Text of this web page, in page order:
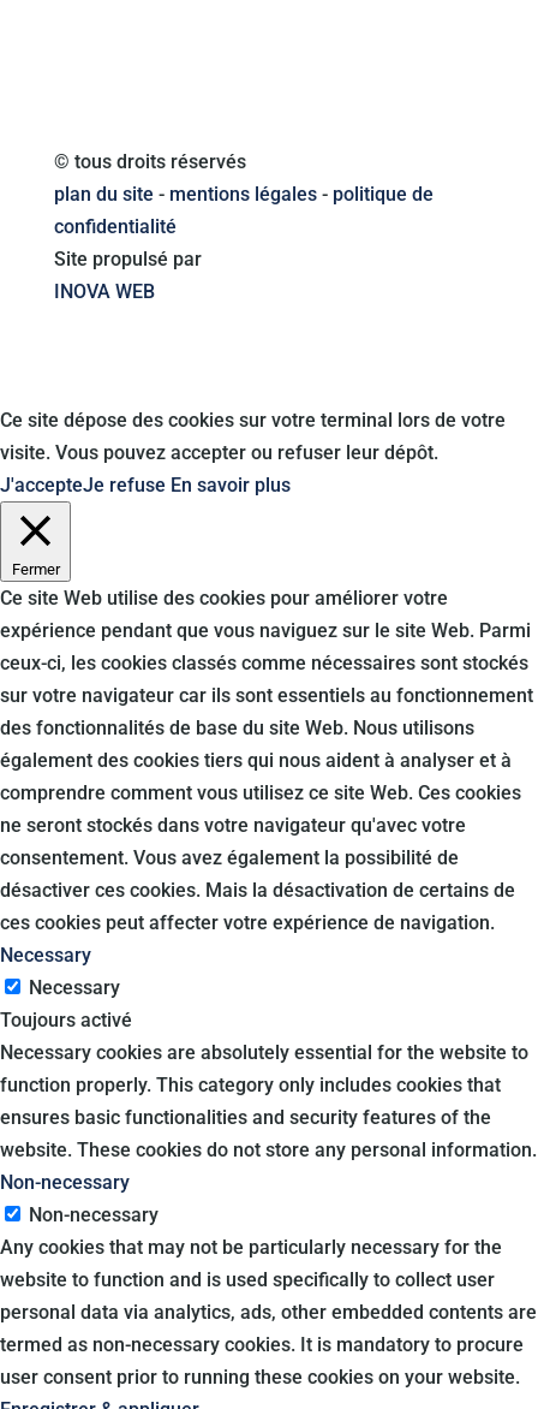
© tous droits réservés
plan du site - mentions légales - politique de
confidentialité
Site propulsé par
INOVA WEB
Ce site dépose des cookies sur votre terminal lors de votre
visite. Vous pouvez accepter ou refuser leur dépôt.
J'accepteJe refuse En savoir plus
Fermer
Ce site Web utilise des cookies pour améliorer votre
expérience pendant que vous naviguez sur le site Web. Parmi
ceux-ci, les cookies classés comme nécessaires sont stockés
sur votre navigateur car ils sont essentiels au fonctionnement
des fonctionnalités de base du site Web. Nous utilisons
également des cookies tiers qui nous aident à analyser et à
comprendre comment vous utilisez ce site Web. Ces cookies
ne seront stockés dans votre navigateur qu'avec votre
consentement. Vous avez également la possibilité de
désactiver ces cookies. Mais la désactivation de certains de
ces cookies peut affecter votre expérience de navigation.
Necessary
Necessary
Toujours activé
Necessary cookies are absolutely essential for the website to
function properly. This category only includes cookies that
ensures basic functionalities and security features of the
website. These cookies do not store any personal information.
Non-necessary
Non-necessary
Any cookies that may not be particularly necessary for the
website to function and is used specifically to collect user
personal data via analytics, ads, other embedded contents are
termed as non-necessary cookies. It is mandatory to procure
user consent prior to running these cookies on your website.